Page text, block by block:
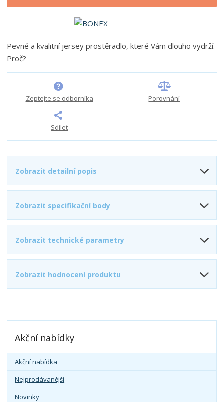
i
č
e
t
i
n
o
s
í
t
o
ž
s
t
Pevné a kvalitní jersey prostěradlo, které Vám dlouho vydrží.
Proč?
Zeptejte se odborníka Porovnání
Sdílet
Zobrazit detailní popis
Zobrazit specifikační body
Zobrazit technické parametry
Zobrazit hodnocení produktu
Akční nabídky
Akční nabídka
Nejprodávanější
Novinky